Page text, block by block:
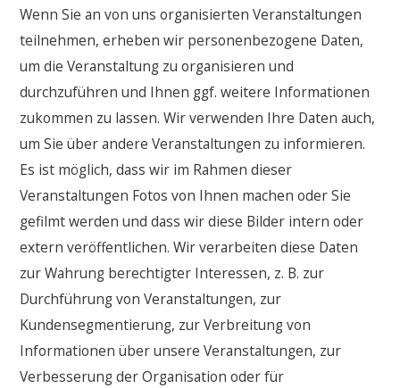
Wenn Sie an von uns organisierten Veranstaltungen
teilnehmen, erheben wir personenbezogene Daten,
um die Veranstaltung zu organisieren und
durchzuführen und Ihnen ggf. weitere Informationen
zukommen zu lassen. Wir verwenden Ihre Daten auch,
um Sie über andere Veranstaltungen zu informieren.
Es ist möglich, dass wir im Rahmen dieser
Veranstaltungen Fotos von Ihnen machen oder Sie
gefilmt werden und dass wir diese Bilder intern oder
extern veröffentlichen. Wir verarbeiten diese Daten
zur Wahrung berechtigter Interessen, z. B. zur
Durchführung von Veranstaltungen, zur
Kundensegmentierung, zur Verbreitung von
Informationen über unsere Veranstaltungen, zur
Verbesserung der Organisation oder für